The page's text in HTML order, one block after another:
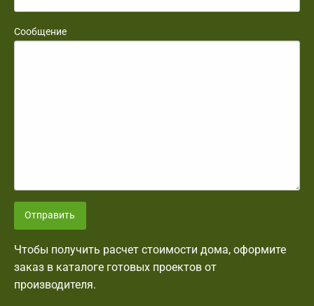
Сообщение
Отправить
Чтобы получить расчет стоимости дома, оформите
заказ в каталоге готовых проектов от
производителя.